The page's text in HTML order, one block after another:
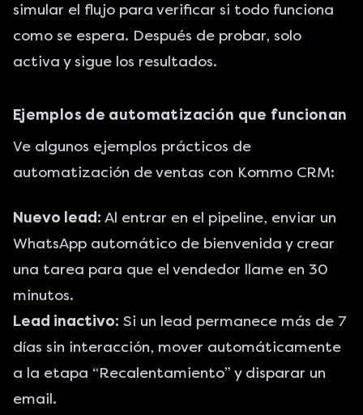
simular el flujo para verificar si todo funciona
como se espera. Después de probar, solo
activa y sigue los resultados.
Ejemplos de automatización que funcionan
Ve algunos ejemplos prácticos de
automatización de ventas con Kommo CRM:
Nuevo lead: Al entrar en el pipeline, enviar un
WhatsApp automático de bienvenida y crear
una tarea para que el vendedor llame en 30
minutos.
Lead inactivo: Si un lead permanece más de 7
días sin interacción, mover automáticamente
a la etapa “Recalentamiento” y disparar un
email.